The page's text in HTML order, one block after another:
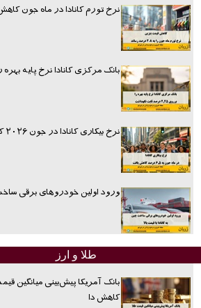
نرخ تورم کانادا در ماه جون
بانک مرکزی کانادا نرخ پایه
نرخ بیکاری کانادا در جون ۲۰۲۶ کاهش یافت
ورود اولین خودروهای برقی ساخت
طلا و ارز
کاهش دا